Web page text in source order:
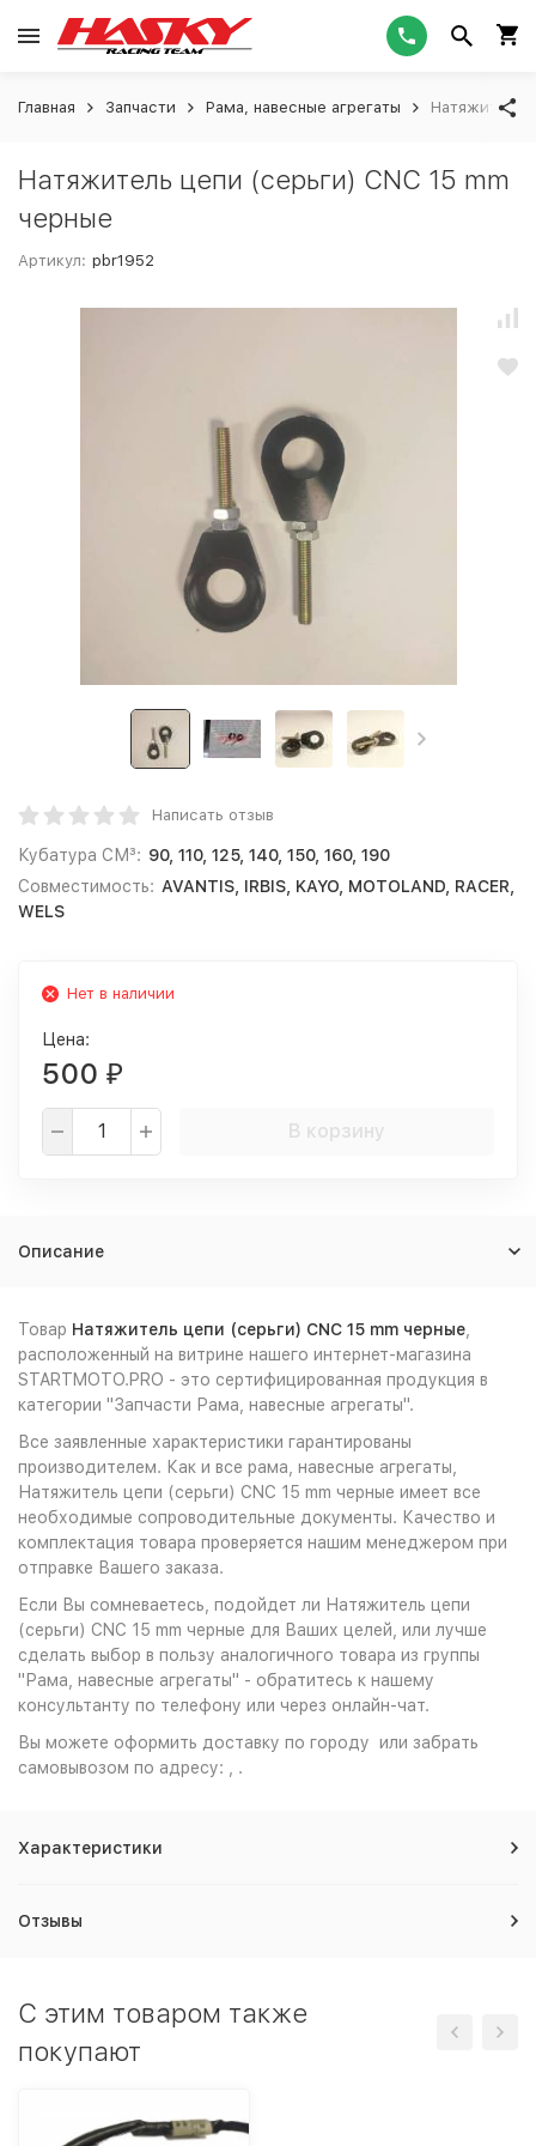
Главная Запчасти Рама, навесные агрегаты Натяжитель
Натяжитель цепи (серьги) CNC 15 mm
черные
Артикул: pbr1952
Написать отзыв
Кубатура СМ³: 90, 110, 125, 140, 150, 160, 190
Совместимость: AVANTIS, IRBIS, KAYO, MOTOLAND, RACER,
WELS
Нет в наличии
Цена:
500 ₽
В корзину
Описание
Товар Натяжитель цепи (серьги) CNC 15 mm черные
расположенный на витрине нашего интернет-магазина
STARTMOTO.PRO - это сертифицированная продукция в
категории "Запчасти Рама, навесные агрегаты".
Все заявленные характеристики гарантированы
производителем. Как и все рама, навесные агрегаты,
Натяжитель цепи (серьги) CNC 15 mm черные имеет все
необходимые сопроводительные документы. Качество и
комплектация товара проверяется нашим менеджером при
отправке Вашего заказа.
Если Вы сомневаетесь, подойдет ли Натяжитель цепи
(серьги) CNC 15 mm черные для Ваших целей, или лучше
сделать выбор в пользу аналогичного товара из группы
"Рама, навесные агрегаты" - обратитесь к нашему
консультанту по телефону или через онлайн-чат.
Вы можете оформить доставку по городу или забрать
самовывозом по адресу: , .
Характеристики
Отзывы
C этим товаром также
покупают